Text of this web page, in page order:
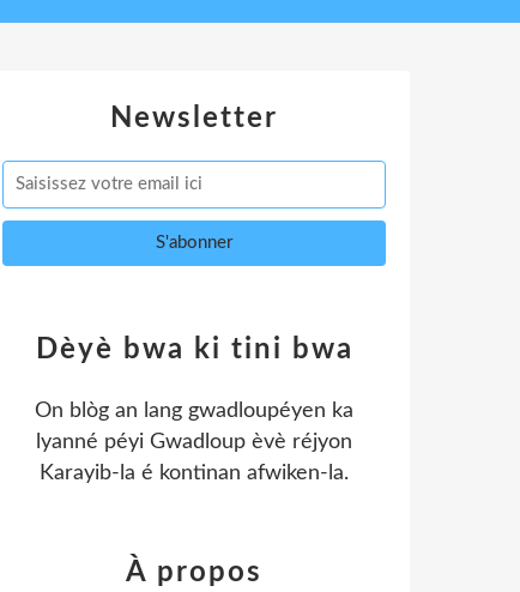
Newsletter
Dèyè bwa ki tini bwa
On blòg an lang gwadloupéyen ka
lyanné péyi Gwadloup èvè réjyon
Karayib-la é kontinan afwiken-la.
À propos